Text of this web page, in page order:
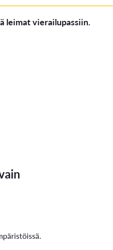
leimat vierailupassiin.